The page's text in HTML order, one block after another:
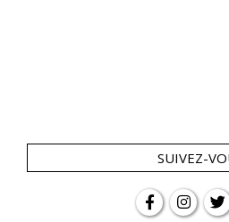
SUIVEZ-